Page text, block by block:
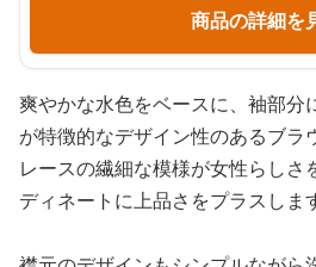
商品の詳細を
爽やかな水色をベースに、袖部分
が特徴的なデザイン性のあるブラ
レースの繊細な模様が女性らしさ
ディネートに上品さをプラスしま